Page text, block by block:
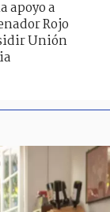
apoyo a
Rojo
Unión